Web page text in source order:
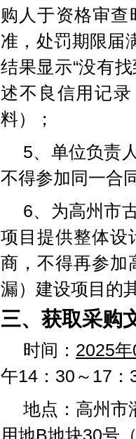
购人于资格审查
准，处罚期限届
结果显示“没有
述不良信用记
料）；
5、单位负责
不得参加同一合
6、为高州市
项目提供整体设
商，不得再参加
漏）建设项目的
三、获取采购
时间： 2025年
午14：30～17：
地点：高州市
用地B地块30号